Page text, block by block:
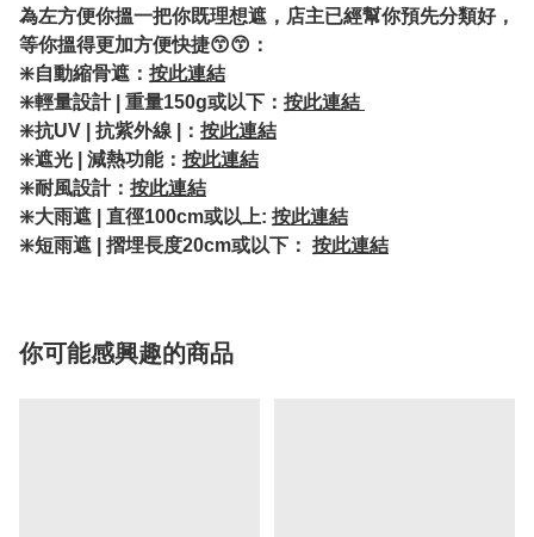
為左方便你搵一把你既理想遮，店主已經幫你預先分類好，
等你搵得更加方便快捷😙😙：
❇️自動縮骨遮： 按此連結
❇️輕量設計 | 重量150g或以下： 按此連結
❇️抗UV | 抗紫外線 |： 按此連結
❇️遮光 | 減熱功能： 按此連結
❇️耐風設計： 按此連結
❇️大雨遮 | 直徑100cm或以上: 按此連結
❇️短雨遮 | 摺埋長度20cm或以下： 按此連結
你可能感興趣的商品